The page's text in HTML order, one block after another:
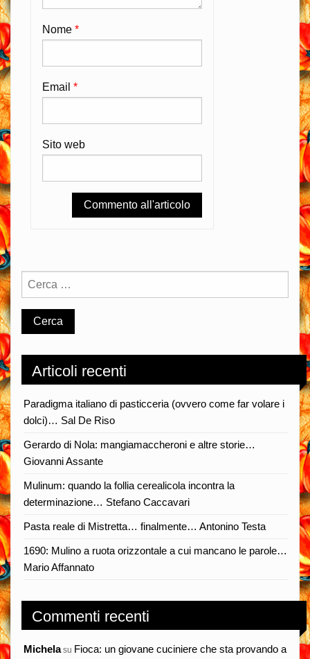
Nome *
Email *
Sito web
Articoli recenti
Paradigma italiano di pasticceria (ovvero come far volare i
dolci)… Sal De Riso
Gerardo di Nola: mangiamaccheroni e altre storie…
Giovanni Assante
Mulinum: quando la follia cerealicola incontra la
determinazione… Stefano Caccavari
Pasta reale di Mistretta… finalmente… Antonino Testa
1690: Mulino a ruota orizzontale a cui mancano le parole…
Mario Affannato
Commenti recenti
Michelasu Fioca: un giovane cuciniere che sta provando a